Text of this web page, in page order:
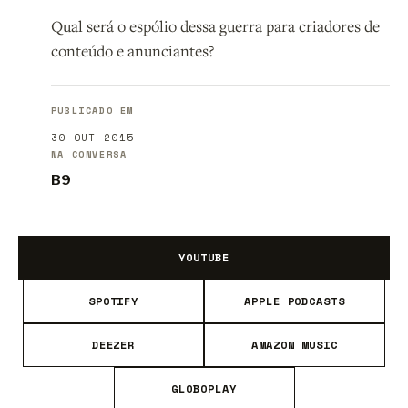
Qual será o espólio dessa guerra para criadores de
conteúdo e anunciantes?
PUBLICADO EM
30 OUT 2015
NA CONVERSA
B9
YOUTUBE
SPOTIFY APPLE PODCASTS
DEEZER AMAZON MUSIC
GLOBOPLAY